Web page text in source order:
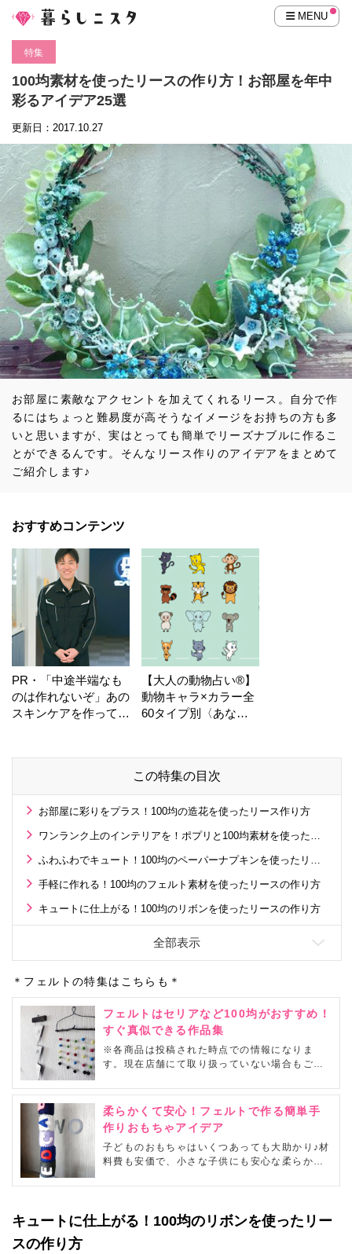
MENU
特集
100均素材を使ったリースの作り方！お部屋を年中
彩るアイデア25選
更新日：2017.10.27
お部屋に素敵なアクセントを加えてくれるリース。自分で作
るにはちょっと難易度が高そうなイメージをお持ちの方も多
いと思いますが、実はとっても簡単でリーズナブルに作るこ
とができるんです。そんなリース作りのアイデアをまとめて
ご紹介します♪
おすすめコンテンツ
PR・「中途半端なも
のは作れないぞ」あの
スキンケアを作ってい
【大人の動物占い®】
動物キャラ×カラー全
60タイプ別〈あなた
この特集の目次
お部屋に彩りをプラス！100均の造花を使ったリース作り方
ワンランク上のインテリアを！ポプリと100均素材を使ったリースの作り方
ふわふわでキュート！100均のペーパーナプキンを使ったリースの作り方
手軽に作れる！100均のフェルト素材を使ったリースの作り方
キュートに仕上がる！100均のリボンを使ったリースの作り方
＊フェルトの特集はこちらも＊
フェルトはセリアなど100均がおすすめ！
すぐ真似できる作品集
※各商品は投稿された時点での情報になりま
す。現在店舗にて取り扱っていない場合もござ
材料として欠かせないフェルト。使い勝手が良
く、温かみのある質感が人気のヒミツです。セ
リアなどの100均でも色々な種類のフェルトが
購入できるので、様々な作品づくりに活かし
て...
柔らかくて安心！フェルトで作る簡単手
作りおもちゃアイデア
子どものおもちゃはいくつあっても大助かり♪材
料費も安価で、小さな子供にも安心な柔らか素
す。100均でも様々な色のフェルトが販売され
ませんか?
キュートに仕上がる！100均のリボンを使ったリー
スの作り方